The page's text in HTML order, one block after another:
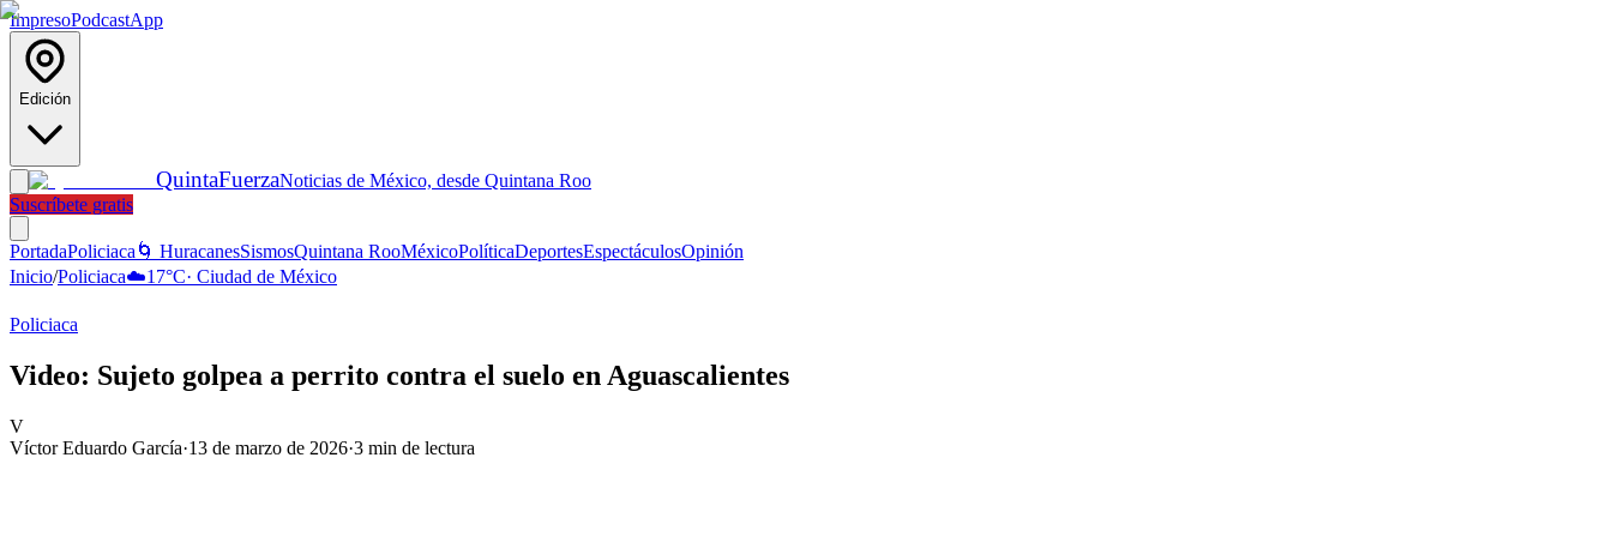
ImpresoPodcastApp
Edición
QuintaFuerzaNoticias de México, desde Quintana Roo
Suscríbete gratis
PortadaPoliciaca 🌀 HuracanesSismosQuintana RooMéxicoPolíticaDeportesEspectáculosOpinión
Inicio/Policiaca☁️17°C· Ciudad de México
Policiaca
Video: Sujeto golpea a perrito contra el suelo en Aguascalientes
V
Víctor Eduardo García·13 de marzo de 2026·3 min de lectura